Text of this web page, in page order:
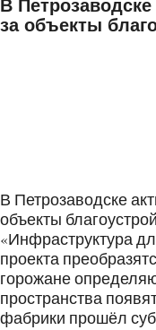
В
за объекты
В Петрозаводске
объекты
«Инфраструктура
проекта
горожане
пространства
фабрики прошёл